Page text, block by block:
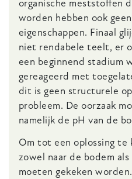
organische meststoffen
worden hebben ook
eigenschappen. Finaal
niet rendabele teelt, er
een beginnend stadium
gereageerd met
dit is geen structurele
probleem. De oorzaak
namelijk de pH van de
Om tot een oplossing te
zowel naar de bodem
moeten gekeken